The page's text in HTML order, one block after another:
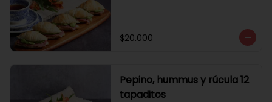
$20.000
Pepino, hummus y rúcula 12
tapaditos